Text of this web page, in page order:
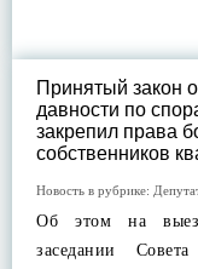
Принятый закон
давности по
закрепил права
собственников
Новость в рубрике:
Об этом на
заседании